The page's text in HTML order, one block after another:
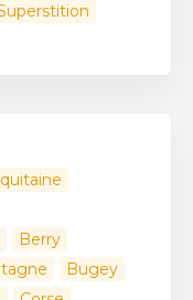
Berry
Bugey